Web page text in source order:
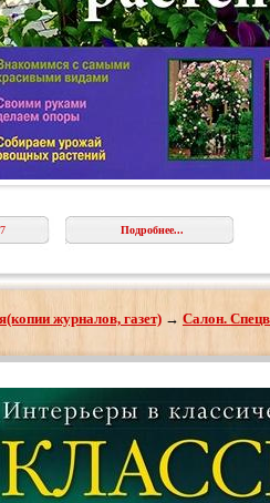
Подробнее...
журналов, газет) → Салон.